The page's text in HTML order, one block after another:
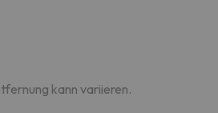
kann variieren.